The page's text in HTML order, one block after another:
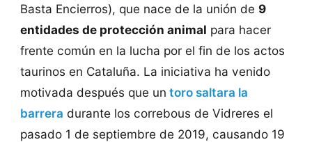
Basta Encierros), que nace de la unión de 9
entidades de protección animal para hacer
frente común en la lucha por el fin de los actos
taurinos en Cataluña. La iniciativa ha venido
motivada después que un toro saltara la
barrera durante los correbous de Vidreres el
pasado 1 de septiembre de 2019, causando 19